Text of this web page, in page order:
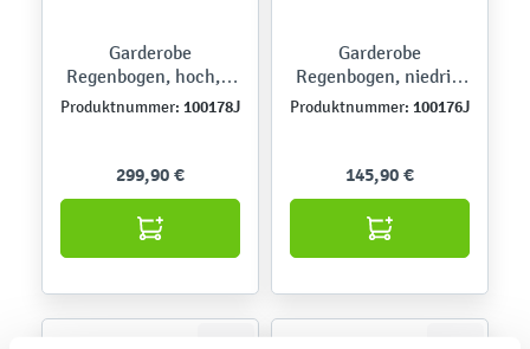
Garderobe
Regenbogen, hoch, 4
Einzelfächer, Ahorn
Produktnummer: 100178J
299,90 €
Garderobe
Regenbogen, niedrig,
2 Einzelfächer, Ahorn
Produktnummer: 100176J
145,90 €